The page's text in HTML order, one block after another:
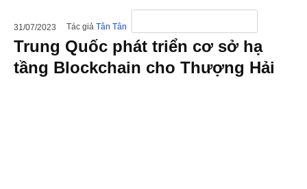
31/07/2023 Tác giả Tân Tân
Trung Quốc phát triển cơ sở hạ
tầng Blockchain cho Thượng Hải